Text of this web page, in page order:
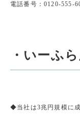
電話番号：0120-555-
・いーふ
◆当社は3兆円規模に